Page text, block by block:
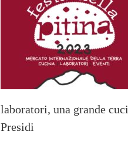
laboratori, una grande
Presidi